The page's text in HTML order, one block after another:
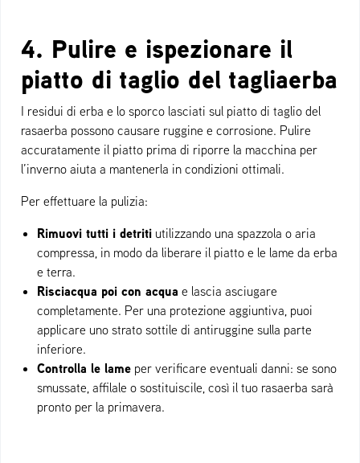
4. Pulire e ispezionare il
piatto di taglio del tagliaerba
I residui di erba e lo sporco lasciati sul piatto di taglio del
rasaerba possono causare ruggine e corrosione. Pulire
accuratamente il piatto prima di riporre la macchina per
l’inverno aiuta a mantenerla in condizioni ottimali.
Per effettuare la pulizia:
Rimuovi tutti i detriti utilizzando una spazzola o aria
compressa, in modo da liberare il piatto e le lame da erba
e terra.
Risciacqua poi con acqua e lascia asciugare
completamente. Per una protezione aggiuntiva, puoi
applicare uno strato sottile di antiruggine sulla parte
inferiore.
Controlla le lame per verificare eventuali danni: se sono
smussate, affilale o sostituiscile, così il tuo rasaerba sarà
pronto per la primavera.